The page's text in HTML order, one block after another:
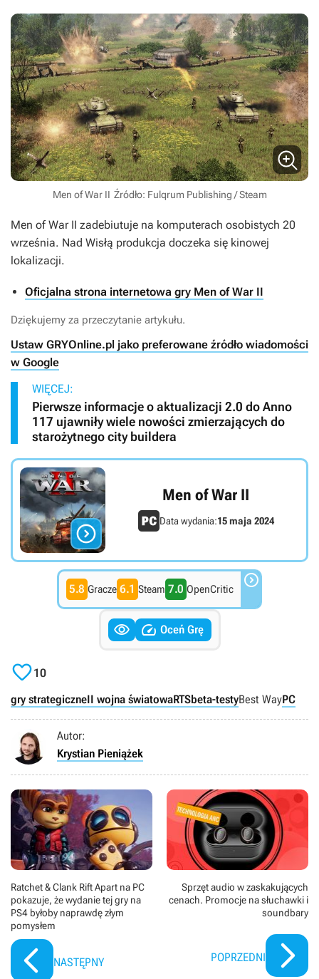
Men of War II Źródło: Fulqrum Publishing / Steam
Men of War II zadebiutuje na komputerach osobistych 20
września. Nad Wisłą produkcja doczeka się kinowej
lokalizacji.
Oficjalna strona internetowa gry Men of War II
Dziękujemy za przeczytanie artykułu.
Ustaw GRYOnline.pl jako preferowane źródło wiadomości
w Google
WIĘCEJ:
Pierwsze informacje o aktualizacji 2.0 do Anno
117 ujawniły wiele nowości zmierzających do
starożytnego city buildera

Men of War II
Data wydania:15 maja 2024
5.8 Gracze 6.1 Steam 7.0 OpenCritic 
  Oceń Grę
10
gry strategiczneII wojna światowaRTSbeta-testyBest WayPC
Autor:
Krystian Pieniążek
Ratchet & Clank Rift Apart na PC
pokazuje, że wydanie tej gry na
PS4 byłoby naprawdę złym
pomysłem
NASTĘPNY
Sprzęt audio w zaskakujących
cenach. Promocje na słuchawki i
soundbary
POPRZEDNI